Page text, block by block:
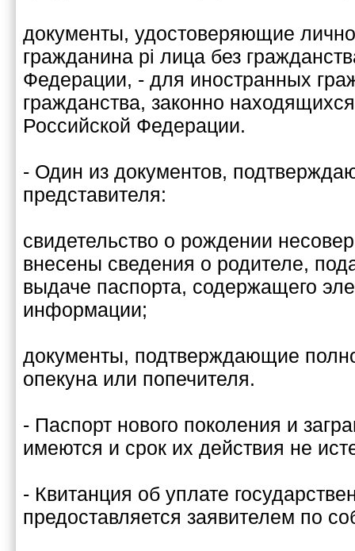
документы, удостоверяющие
гражданина pi лица без
Федерации, - для иностранных
гражданства, законно
Российской Федерации.
- Один из документов,
представителя:
свидетельство о рождении
внесены сведения о родителе,
выдаче паспорта, содержащего
информации;
документы, подтверждающие
опекуна или попечителя.
- Паспорт нового поколения и
имеются и срок их действия не
- Квитанция об уплате
предоставляется заявителем по